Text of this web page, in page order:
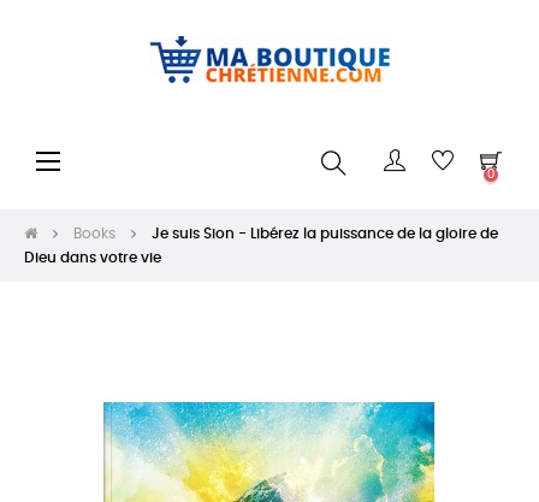
Toggle
☰
0
Books
Je suis Sion - Libérez la puissance de la gloire de
Dieu dans votre vie